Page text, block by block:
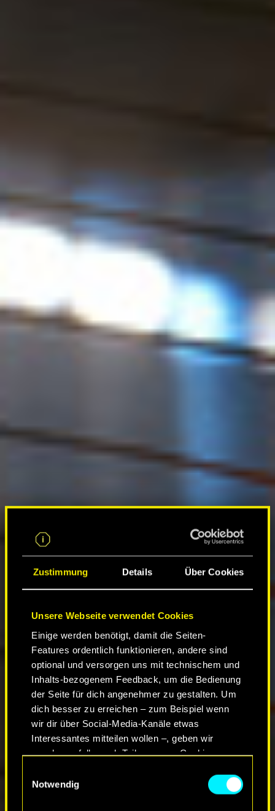
Zustimmung Details Über Cookies
Unsere Webseite verwendet Cookies
Einige werden benötigt, damit die Seiten-
Features ordentlich funktionieren, andere sind
optional und versorgen uns mit technischem und
Inhalts-bezogenem Feedback, um die Bedienung
der Seite für dich angenehmer zu gestalten. Um
dich besser zu erreichen – zum Beispiel wenn
wir dir über Social-Media-Kanäle etwas
Interessantes mitteilen wollen –, geben wir
gegebenenfalls auch Teile unserer Cookies an
Cookies erfordert allerdings deine Zustimmung.
Notwendig